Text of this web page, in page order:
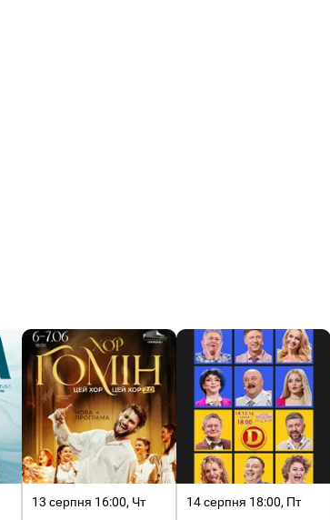
13 серпня 16:00, Чт 14 серпня 18:00, Пт